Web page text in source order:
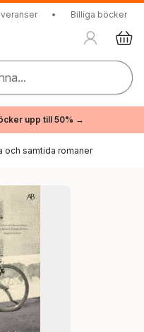
• Billiga böcker
upp till 50% →
och samtida romaner